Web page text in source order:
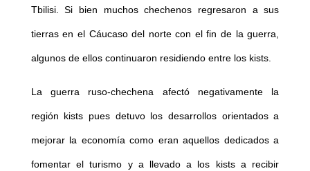
Tbilisi. Si bien muchos chechenos regresaron a sus
tierras en el Cáucaso del norte con el fin de la guerra,
algunos de ellos continuaron residiendo entre los kists.
La guerra ruso-chechena afectó negativamente la
región kists pues detuvo los desarrollos orientados a
mejorar la economía como eran aquellos dedicados a
fomentar el turismo y a llevado a los kists a recibir